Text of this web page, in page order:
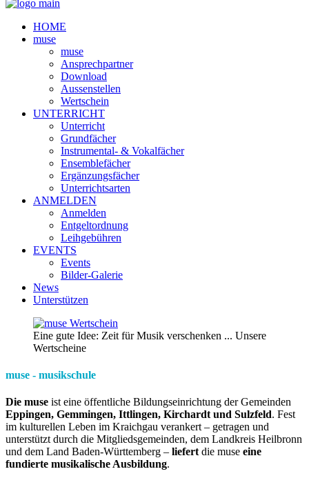
HOME
muse
muse
Ansprechpartner
Download
Aussenstellen
Wertschein
UNTERRICHT
Unterricht
Grundfächer
Instrumental- & Vokalfächer
Ensemblefächer
Ergänzungsfächer
Unterrichtsarten
ANMELDEN
Anmelden
Entgeltordnung
Leihgebühren
EVENTS
Events
Bilder-Galerie
News
Unterstützen
Eine gute Idee: Zeit für Musik verschenken ... Unsere
Wertscheine
muse - musikschule
Die muse ist eine öffentliche Bildungseinrichtung der Gemeinden
Eppingen, Gemmingen, Ittlingen, Kirchardt und Sulzfeld. Fest
im kulturellen Leben im Kraichgau verankert – getragen und
unterstützt durch die Mitgliedsgemeinden, dem Landkreis Heilbronn
und dem Land Baden-Württemberg – liefertdie muse eine
fundierte musikalische Ausbildung.